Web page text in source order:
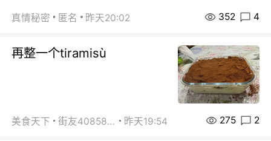
真情秘密 匿名 昨天20:02 352 4
再整一个tiramisù
美食天下 街友40858442 昨天19:54 275 2